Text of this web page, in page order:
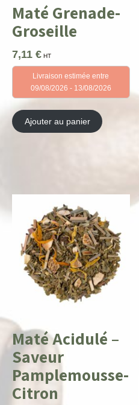
Maté Grenade-
Groseille
7,11 € HT
Livraison estimée entre
09/08/2026 - 13/08/2026
Ajouter au panier
Maté Acidulé –
Saveur
Pamplemousse-
Citron